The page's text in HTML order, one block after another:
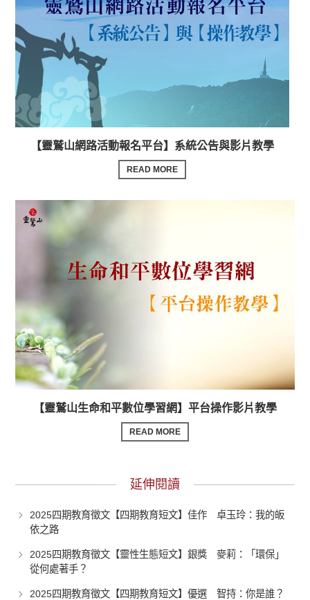
【靈鷲山網路活動報名平台】系統公告與影片教學
READ MORE
【靈鷲山生命和平數位學習網】平台操作影片教學
READ MORE
延伸閱讀
2025四期教育徵文【四期教育短文】佳作 卓玉玲：我的皈
依之路
2025四期教育徵文【靈性生態短文】銀獎 麥莉：「環保」
從何處著手？
2025四期教育徵文【四期教育短文】優選 智持：你是誰？